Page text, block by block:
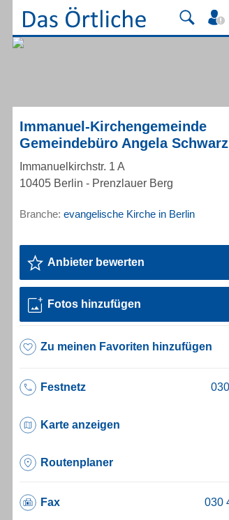
Immanuel-Kirchengemeinde
Gemeindebüro Angela Schwarz
Immanuelkirchstr. 1 A
10405 Berlin - Prenzlauer Berg
Branche: evangelische Kirche in Berlin
Anbieter bewerten
Fotos hinzufügen
Zu meinen Favoriten hinzufügen
Festnetz
Karte anzeigen
Routenplaner
Fax